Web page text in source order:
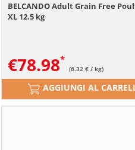
BELCANDO Adult Grain Free
XL 12.5 kg
€78.98 (6.32 € / kg)
AGGIUNGI AL